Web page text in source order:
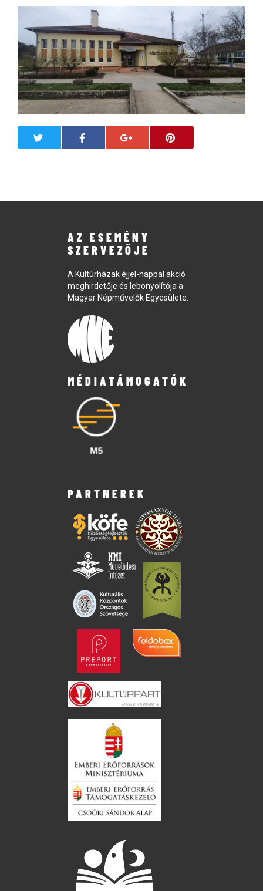
AZ ESEMÉNY
SZERVEZŐJE
A Kultúrházak éjjel-nappal akció
meghirdetője és lebonyolítója a
Magyar Népművelők Egyesülete.
MÉDIATÁMOGATÓK
PARTNEREK